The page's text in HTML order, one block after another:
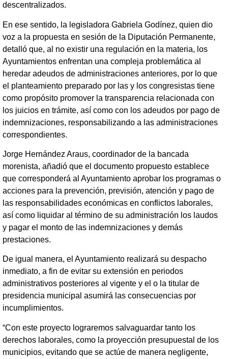
descentralizados.
En ese sentido, la legisladora Gabriela Godínez, quien dio
voz a la propuesta en sesión de la Diputación Permanente,
detalló que, al no existir una regulación en la materia, los
Ayuntamientos enfrentan una compleja problemática al
heredar adeudos de administraciones anteriores, por lo que
el planteamiento preparado por las y los congresistas tiene
como propósito promover la transparencia relacionada con
los juicios en trámite, así como con los adeudos por pago de
indemnizaciones, responsabilizando a las administraciones
correspondientes.
Jorge Hernández Araus, coordinador de la bancada
morenista, añadió que el documento propuesto establece
que corresponderá al Ayuntamiento aprobar los programas o
acciones para la prevención, previsión, atención y pago de
las responsabilidades económicas en conflictos laborales,
así como liquidar al término de su administración los laudos
y pagar el monto de las indemnizaciones y demás
prestaciones.
De igual manera, el Ayuntamiento realizará su despacho
inmediato, a fin de evitar su extensión en periodos
administrativos posteriores al vigente y el o la titular de
presidencia municipal asumirá las consecuencias por
incumplimientos.
“Con este proyecto lograremos salvaguardar tanto los
derechos laborales, como la proyección presupuestal de los
municipios, evitando que se actúe de manera negligente,